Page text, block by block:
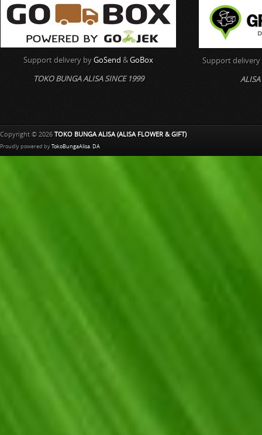
Support delivery byGoSend &GoBox
TOKO BUNGA ALISA SINCE 1999
Support
Copyright © 2026 TOKO BUNGA ALISA (ALISA FLOWER & GIFT)
Proudly powered by TokoBungaAlisa DA